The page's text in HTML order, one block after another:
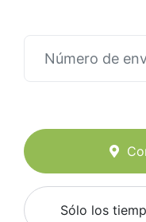
Sólo los